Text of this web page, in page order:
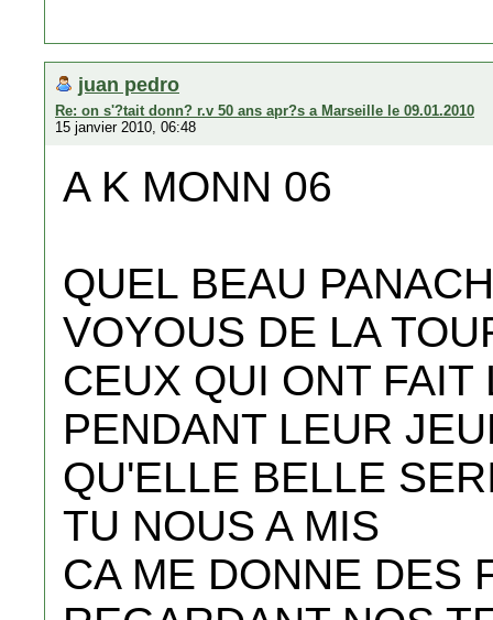
juan pedro
Re: on s'?tait donn? r.v 50 ans apr?s a Marseille le 09.01.2010
15 janvier 2010, 06:48
A K MONN 06
QUEL BEAU
VOYOUS DE LA
CEUX QUI ONT
PENDANT LEUR
QU'ELLE BELLE
TU NOUS A MIS
CA ME DONNE DES